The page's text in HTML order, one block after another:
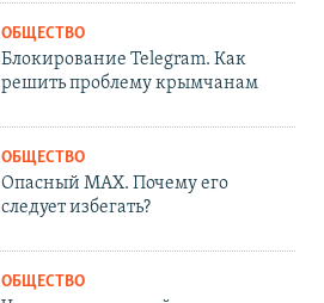
ОБЩЕСТВО
Блокирование Telegram. Как
решить проблему крымчанам
ОБЩЕСТВО
Опасный MAX. Почему его
следует избегать?
ОБЩЕСТВО